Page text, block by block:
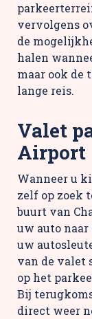
vervolgens
de
halen
maar ook de
lange reis.
Valet
Airport
Wanneer u
zelf op zoek
buurt van
uw auto
uw
van de valet
op het
Bij
direct weer